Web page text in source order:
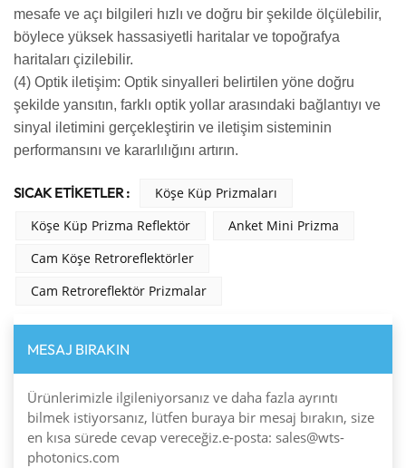
mesafe ve açı bilgileri hızlı ve doğru bir şekilde ölçülebilir,
böylece yüksek hassasiyetli haritalar ve topoğrafya
haritaları çizilebilir.
(4) Optik iletişim: Optik sinyalleri belirtilen yöne doğru
şekilde yansıtın, farklı optik yollar arasındaki bağlantıyı ve
sinyal iletimini gerçekleştirin ve iletişim sisteminin
performansını ve kararlılığını artırın.
SICAK ETİKETLER :
Köşe Küp Prizmaları
Köşe Küp Prizma Reflektör
Anket Mini Prizma
Cam Köşe Retroreflektörler
Cam Retroreflektör Prizmalar
MESAJ BIRAKIN
Ürünlerimizle ilgileniyorsanız ve daha fazla ayrıntı
bilmek istiyorsanız, lütfen buraya bir mesaj bırakın, size
en kısa sürede cevap vereceğiz.e-posta: sales@wts-
photonics.com